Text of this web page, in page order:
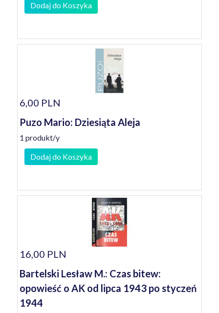
Dodaj do Koszyka
6,00 PLN
Puzo Mario: Dziesiąta Aleja
1 produkt/y
Dodaj do Koszyka
16,00 PLN
Bartelski Lesław M.: Czas bitew:
opowieść o AK od lipca 1943 po styczeń
1944